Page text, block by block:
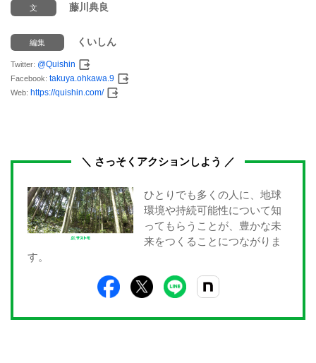
文 藤川典良
編集 くいしん
Twitter: @Quishin
Facebook: takuya.ohkawa.9
Web: https://quishin.com/
＼ さっそくアクションしよう ／
ひとりでも多くの人に、地球
環境や持続可能性について知
ってもらうことが、豊かな未
来をつくることにつながりま
す。